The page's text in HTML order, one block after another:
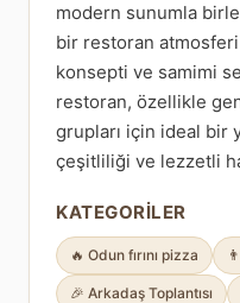
modern sunumla
bir restoran atmosferi
konsepti ve samimi
restoran, özellikle
grupları için ideal bir
çeşitliliği ve lezzetli
KATEGORILER
🔥 Odun fırını pizza
🎉 Arkadaş Toplantısı